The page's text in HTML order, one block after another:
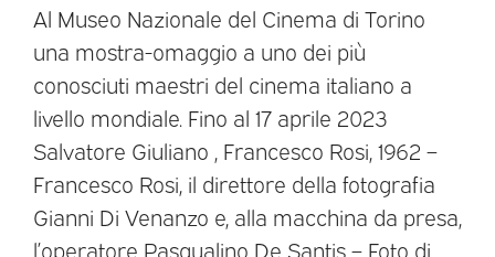
Al Museo Nazionale del Cinema di Torino
una mostra-omaggio a uno dei più
conosciuti maestri del cinema italiano a
livello mondiale. Fino al 17 aprile 2023
Salvatore Giuliano , Francesco Rosi, 1962 –
Francesco Rosi, il direttore della fotografia
Gianni Di Venanzo e, alla macchina da presa,
l’operatore Pasqualino De Santis – Foto di